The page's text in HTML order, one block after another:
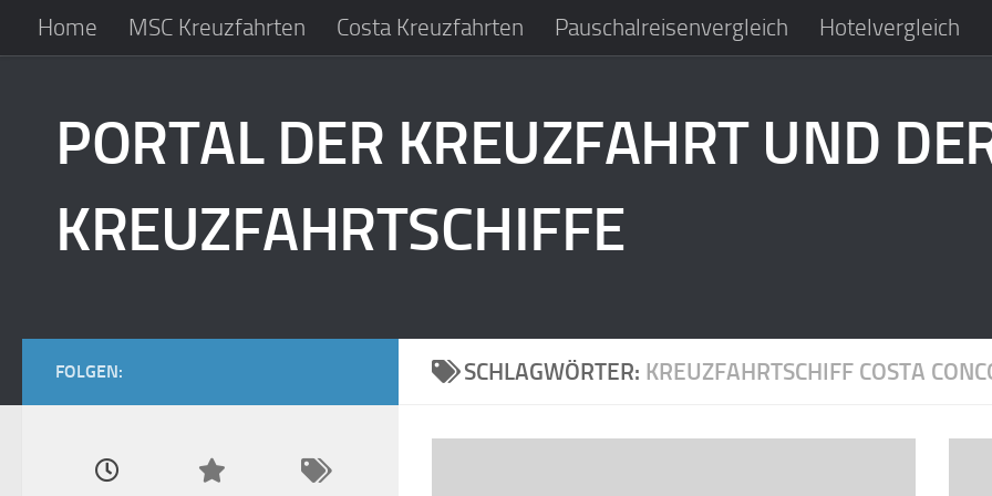
Zum Inhalt springen
Home MSC Kreuzfahrten Costa Kreuzfahrten Pauschalreisenvergleich Hotelvergleich
PORTAL DER KREUZFAHRT UND
KREUZFAHRTSCHIFFE
SCHLAGWÖRTER: KREUZFAHRTSCHIFF COSTA
FOLGEN: